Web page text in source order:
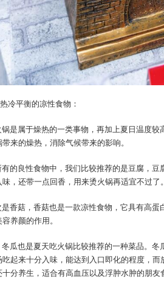
冷平衡的凉性食物：
锅是属于燥热的一类事物，再加上夏日温度
来的燥热，消除气候带来的影响。
有的良性食物中，我们比较推荐的是豆腐，
，还带一点回香，用来烫火锅再适宜不过了。
香菇，香菇也是一款凉性食物，它具有高蛋
养颜的作用。
冬瓜也是夏天吃火锅比较推荐的一种菜品。
吃起来十分入味，能达到入口即化的程度，
分养生，适合有高血压以及浮肿水肿的朋友